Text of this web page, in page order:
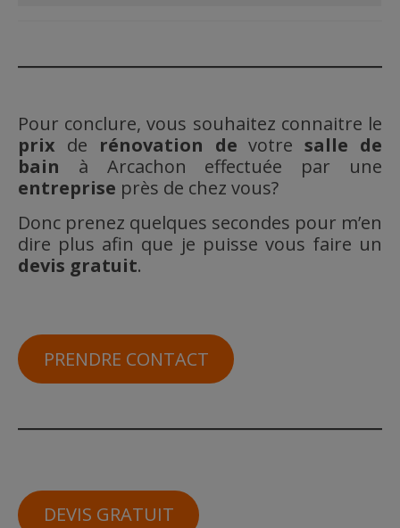
Pour conclure, vous souhaitez connaitre le
prix de rénovation de votre salle de
bain à Arcachon effectuée par une
entreprise près de chez vous?
Donc prenez quelques secondes pour m’en
dire plus afin que je puisse vous faire un
devis gratuit.
PRENDRE CONTACT
DEVIS GRATUIT